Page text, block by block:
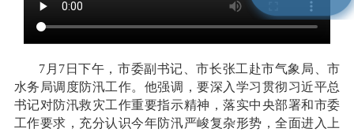
7月7日下午，市委副书记、市长张工赴市气象局、市
水务局调度防汛工作。他强调，要深入学习贯彻习近平总
书记对防汛救灾工作重要指示精神，落实中央部署和市委
工作要求，充分认识今年防汛严峻复杂形势，全面进入上